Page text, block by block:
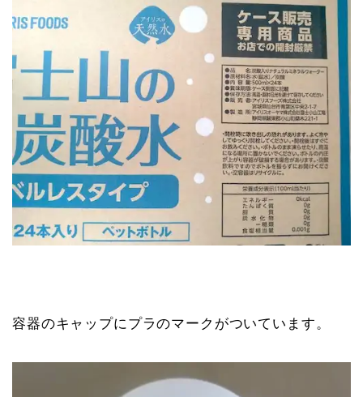
容器のキャップにプラのマークがついています。